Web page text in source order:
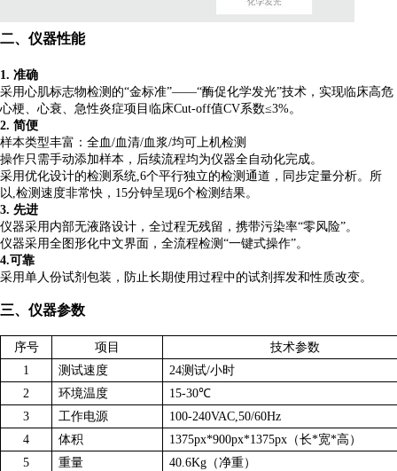
二、仪器性能
1. 准确
采用心肌标志物检测的“金标准”——“酶促化学发光”技术，实现临床高危
心梗、心衰、急性炎症项目临床Cut-off值CV系数≤3%。
2. 简便
样本类型丰富：全血/血清/血浆/均可上机检测
操作只需手动添加样本，后续流程均为仪器全自动化完成。
采用优化设计的检测系统,6个平行独立的检测通道，同步定量分析。所
以,检测速度非常快，15分钟呈现6个检测结果。
3. 先进
仪器采用内部无液路设计，全过程无残留，携带污染率“零风险”。
仪器采用全图形化中文界面，全流程检测 “一键式操作”。
4.可靠
采用单人份试剂包装，防止长期使用过程中的试剂挥发和性质改变。
三、仪器参数
序号 项目
技术参数
1
测试速度
24测试/小时
2
环境温度
15-30℃
3
工作电源
100-240VAC,50/60Hz
4
体积
1375px*900px*1375px（长*宽*高）
5
重量 40.6Kg（净重）